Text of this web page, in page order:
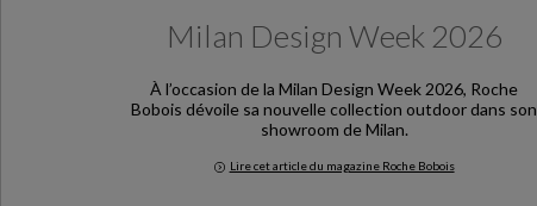
Milan Design Week 2026
À l’occasion de la Milan Design Week 2026, Roche
Bobois dévoile sa nouvelle collection outdoor dans son
showroom de Milan.
Lire cet article du magazine Roche Bobois
Milan Design Week 2026